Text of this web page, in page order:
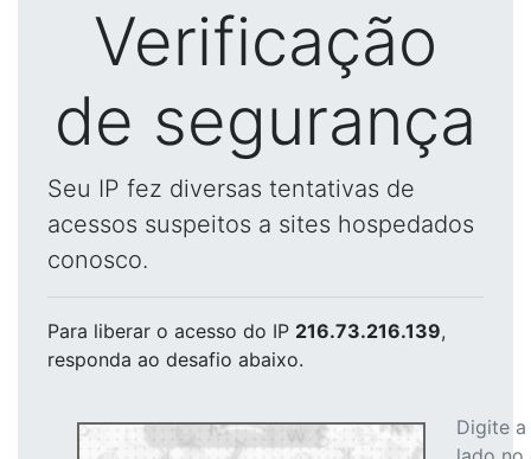
Verificação
de segurança
Seu IP fez diversas tentativas de
acessos suspeitos a sites hospedados
conosco.
Para liberar o acesso do IP 216.73.216.139,
responda ao desafio abaixo.
Digite